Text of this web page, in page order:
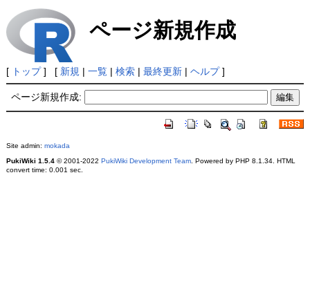
ページ新規作成
[ トップ] [ 新規 | 一覧| 検索| 最終更新| ヘルプ]
ページ新規作成:
Site admin: mokada
PukiWiki 1.5.4© 2001-2022 PukiWiki Development Team. Powered by PHP 8.1.34. HTML
convert time: 0.001 sec.